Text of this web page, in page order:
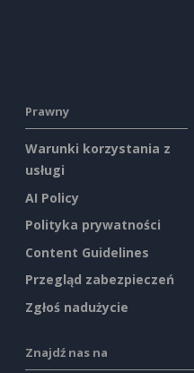
Prawny
Warunki korzystania z
usługi
AI Policy
Polityka prywatności
Content Guidelines
Przegląd zabezpieczeń
Zgłoś nadużycie
Znajdź nas na